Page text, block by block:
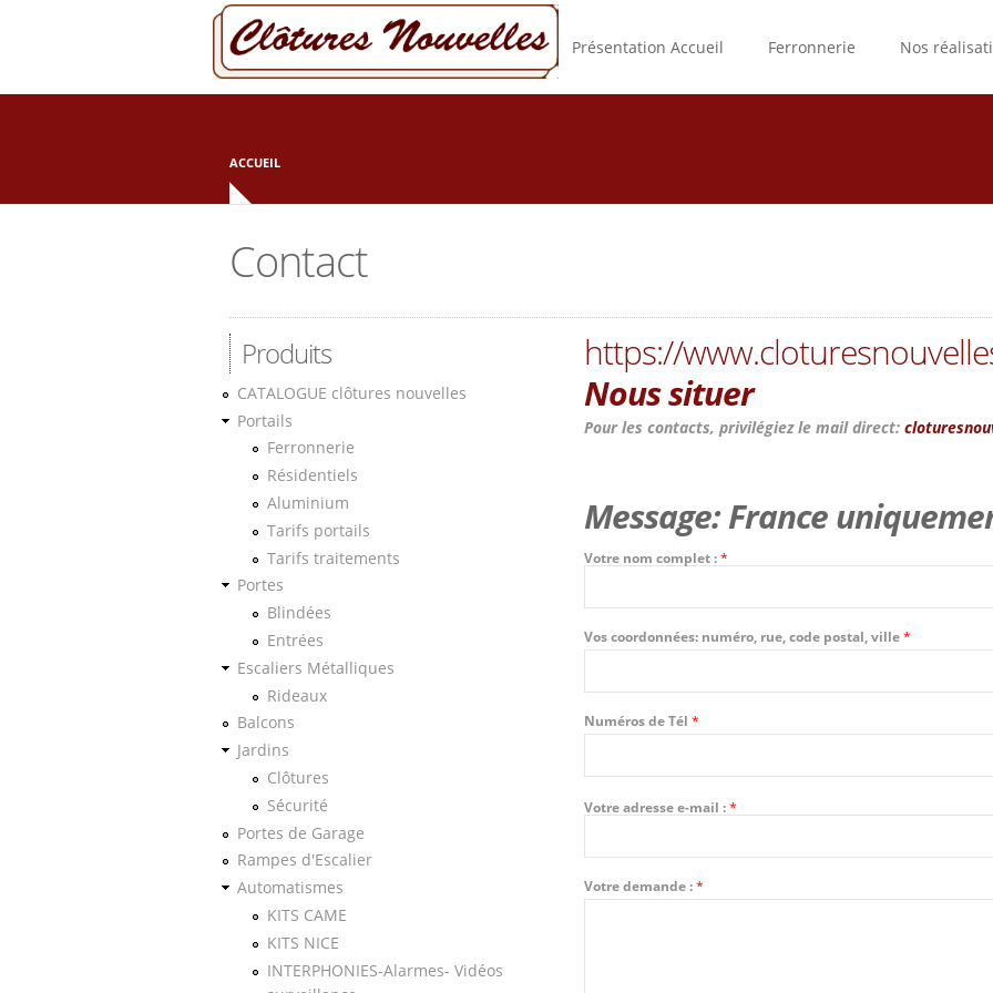
Présentation Accueil
Ferronnerie Nos
ACCUEIL
Contact
https://
Nous situer
Pour les contacts, privilégiez le mail direct:
Message: France
Votre nom complet :*
Vos coordonnées: numéro, rue, code postal, ville*
Numéros de Tél *
Votre adresse e-mail :*
Votre demande :*
Produits
CATALOGUE clôtures nouvelles
Portails
Ferronnerie
Résidentiels
Aluminium
Tarifs portails
Tarifs traitements
Portes
Blindées
Entrées
Escaliers Métalliques
Rideaux
Balcons
Jardins
Clôtures
Sécurité
Portes de Garage
Rampes d'Escalier
Automatismes
KITS CAME
KITS NICE
INTERPHONIES-Alarmes- Vidéos